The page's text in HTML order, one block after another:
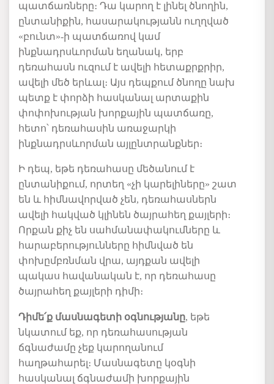
պատճառները։ Դա կարող է լինել ծնողին,
ընտանիքին, հասարակությանն ուղղված
«բունտ»-ի պատճառով կամ
ինքնադրսևորման եղանակ, երբ
դեռահասն ուզում է ավելի հետաքրքրիր,
ավելի մեծ երևալ։ Այս դեպքում ծնողը նախ
պետք է փորձի հասկանալ արտաքին
փոփոխության խորքային պատճառը,
հետո՝ դեռահասին առաջարկի
ինքնադրսևորման այլընտրանքներ։
Ի դեպ, եթե դեռահասը մեծանում է
ընտանիքում, որտեղ «չի կարելիները» շատ
են և հիմնավորված չեն, դեռահասներն
ավելի հակված կլինեն ծայրահեղ քայլերի։
Որքան քիչ են սահմանափակումները և
հարաբերությունները հիմնված են
փոխըմբռնման վրա, այդքան ավելի
պակաս հավանական է, որ դեռահասը
ծայրահեղ քայլերի դիմի։
Դիմե՛ք մասնագետի օգնությանը, եթե
նկատում եք, որ դեռահասության
ճգնաժամը չեք կարողանում
հաղթահարել։ Մասնագետը կօգնի
հասկանալ ճգնաժամի խորքային